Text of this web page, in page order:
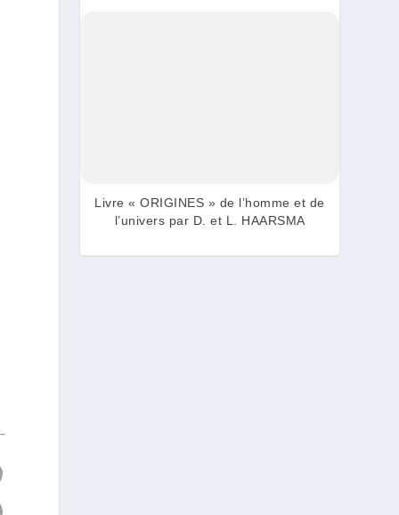
Livre « ORIGINES » de l’homme et de
l’univers par D. et L. HAARSMA